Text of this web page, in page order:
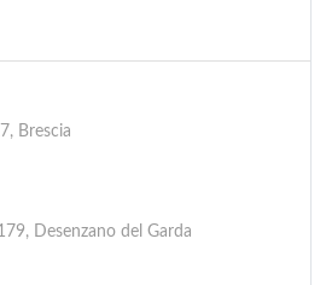
Brescia
Desenzano del Garda